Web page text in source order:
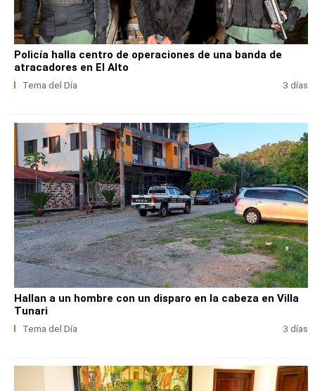
Policía halla centro de operaciones de una banda de
atracadores en El Alto
Tema del Día 3 días
Hallan a un hombre con un disparo en la cabeza en Villa
Tunari
Tema del Día 3 días